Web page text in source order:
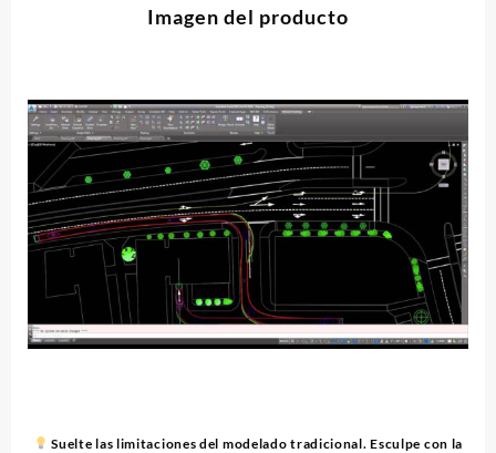
Imagen del producto
Suelte las limitaciones del modelado tradicional. Esculpe con la